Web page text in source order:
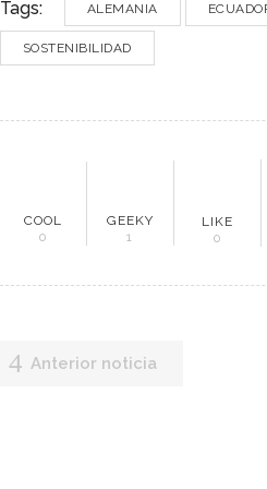
Tags: ALEMANIA
SOSTENIBILIDAD
COOL
0
GEEKY
1
LIKE
0
Anterior noticia